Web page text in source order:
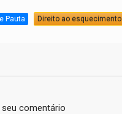
Pauta Direito ao esquecimento
comentário